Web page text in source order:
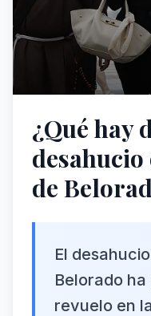
¿Qué hay
de
El
Belorado
revuelo en